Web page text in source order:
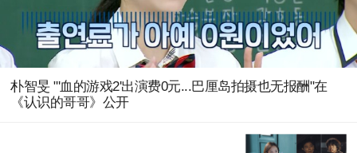
朴智旻 "'血的游戏2'出演费0元...巴厘岛拍摄也无报酬"在
《认识的哥哥》公开